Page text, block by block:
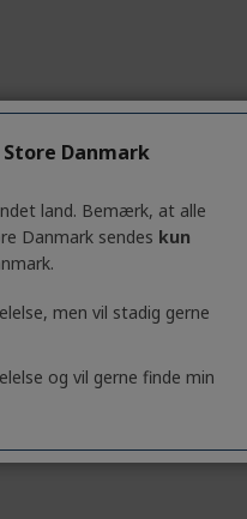
Danmark
land. Bemærk, at alle
Danmark sendes kun
men vil stadig gerne
og vil gerne finde min